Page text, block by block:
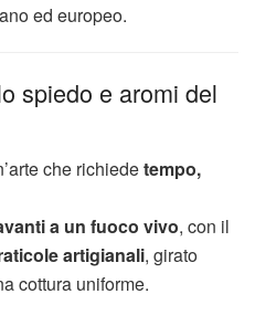
ed europeo.
spiedo e aromi del
che richiedetempo,
a un fuoco vivo, con il
artigianali, girato
cottura uniforme.